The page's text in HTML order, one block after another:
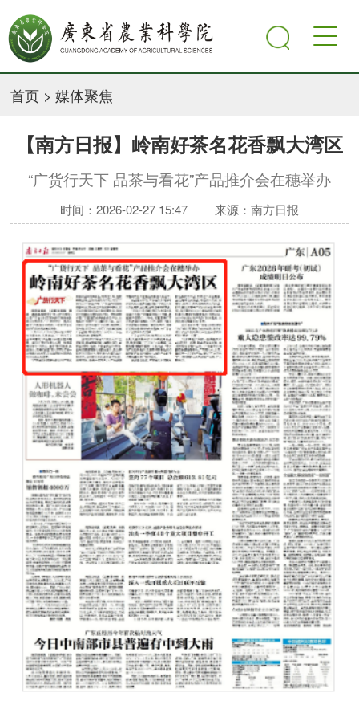
首页 >媒体聚焦
【南方日报】岭南好茶名花香飘大湾区
“广货行天下 品茶与看花”产品推介会在穗举办
时间：2026-02-27 15:47 来源：南方日报